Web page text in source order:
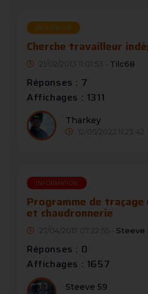
RECHERCHE
Cherche travailleur
21/02/2013 11:01:53 - Tilc68
Réponses : 7
Affichages : 1311
Tharkey
12/05/2022 11:23:42
INFORMATION
Programme de
et chaudronnerie
27/04/2017 07:22:55 - Steeve
Réponses : 0
Affichages : 1657
Steeve 59